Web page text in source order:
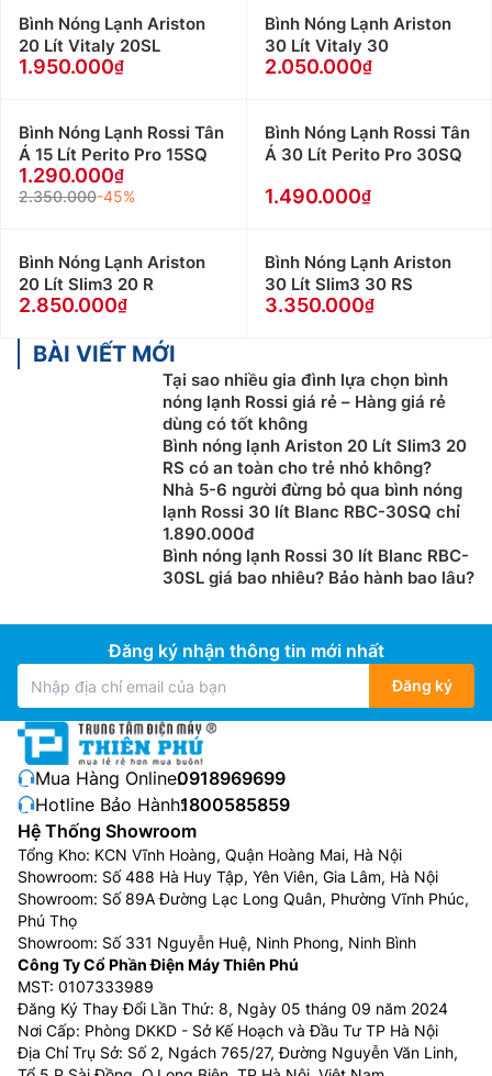
hợp dùng nơi có môi trường lạnh cao.
Máy nước nóng năng lượng mặt trời: Bình nóng
lạnh này dùng năng lượng mặt trời để làm nóng
nhiều ánh nắng
Chọn Bình Nóng Lạnh theo tính năng an toàn
trực tiếp hay gián tiếp) đều có tính năng ngắt điện tự
động khi có hiện tượng rò điện, Tuy nhiên sẽ vấn có
một lượng điện nhỏ truyền vào cơ thể, dù không gây
chết người nhưng vẫn có thể làm đau, giật mình, cứng
người, đặc biệt nguy hiểm đối với người cao tuổi. Vì
thế để an toàn, Khi sử dụng nên tắt không cấp điện
cho bình để đảm bảo an toàn tuyệt đối.
Khi chọn mua Bình Nóng Lạnh Ariston gián tiếp, Ưu
máy nước nóngdùng ELCB (cầu giao chống rò
điện đất) thay vì CB để đảm bảo an toàn cho gia đình
bạn. ELCB có khả năng phát hiện ra sự rò rỉ và ngắt
nguồn điện, tránh mọi nguy cơ chạm mạch, cháy nổ.
Còn loại máy sử dụng CB có giá thành thấp hơn,
Chọn mua theo dung tích
Nếu người dùng chọn bình nóng lạnh loại trực tiếp thì
không cần quan tâm đến dung tích, nhưng nếu chọn
loại sản phẩm làm nóng gián tiếp thì cũng cần lưu ý
đến dung tích của bình, vì nếu chọn loại dung tích nhỏ
thì đôi khi không đủ để cả gia đình sử dụng, mà nếu
chọn loại có dung tích lớn thì lại thừa gâ lãng phí.
Máy nước nóng 15 – 20L: phù hợp với gia đình có
1-3 thành viên, đảm bảo cung cấp đủ nguồn nước
cho những gia đình nhỏ hiện đại.
Máy nước nóng 21 – 30L: Với dung tích lớn như
vậy thì đây là sản phẩm dành cho những gia đình
đông người và có nhu cầu sử dụng nước nóng lớn
vào mùa đông.
Bình Nóng Lạnh Ariston
20 Lít Vitaly 20SL
1.950.000
Bình Nóng Lạnh Ariston
30 Lít Vitaly 30
2.050.000
Bình Nóng Lạnh Rossi Tân
Á 15 Lít Perito Pro 15SQ
1.290.000
2.350.000-45%
Bình Nóng Lạnh Rossi Tân
Á 30 Lít Perito Pro 30SQ
1.490.000
Bình Nóng Lạnh Ariston
20 Lít Slim3 20 R
2.850.000
Bình Nóng Lạnh Ariston
30 Lít Slim3 30 RS
3.350.000
BÀI VIẾT MỚI
Tại sao nhiều gia đình lựa chọn bình
nóng lạnh Rossi giá rẻ – Hàng giá rẻ
dùng có tốt không
Bình nóng lạnh Ariston 20 Lít Slim3 20
RS có an toàn cho trẻ nhỏ không?
Nhà 5-6 người đừng bỏ qua bình nóng
lạnh Rossi 30 lít Blanc RBC-30SQ chỉ
1.890.000đ
Bình nóng lạnh Rossi 30 lít Blanc RBC-
30SL giá bao nhiêu? Bảo hành bao lâu?
Đăng ký nhận thông tin mới nhất
Đăng ký
Mua Hàng Online:0918969699
Hotline Bảo Hành:1800585859
Hệ Thống Showroom
Tổng Kho: KCN Vĩnh Hoàng, Quận Hoàng Mai, Hà Nội
Showroom: Số 488 Hà Huy Tập, Yên Viên, Gia Lâm, Hà Nội
Showroom: Số 89A Đường Lạc Long Quân, Phường Vĩnh Phúc,
Phú Thọ
Showroom: Số 331 Nguyễn Huệ, Ninh Phong, Ninh Bình
Công Ty Cổ Phần Điện Máy Thiên Phú
MST: 0107333989
Đăng Ký Thay Đổi Lần Thứ: 8, Ngày 05 tháng 09 năm 2024
Nơi Cấp: Phòng DKKD - Sở Kế Hoạch và Đầu Tư TP Hà Nội
Địa Chỉ Trụ Sở: Số 2, Ngách 765/27, Đường Nguyễn Văn Linh,